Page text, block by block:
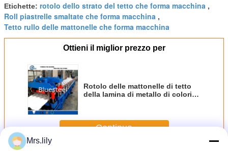
Etichette: rotolo dello strato del tetto che forma macchina ,
Roll piastrelle smaltate che forma macchina ,
Tetto rullo delle mattonelle che forma macchina
Ottieni il miglior prezzo per
Rotolo delle mattonelle di tetto
della lamina di metallo di colori
Continua
Mrs.lily